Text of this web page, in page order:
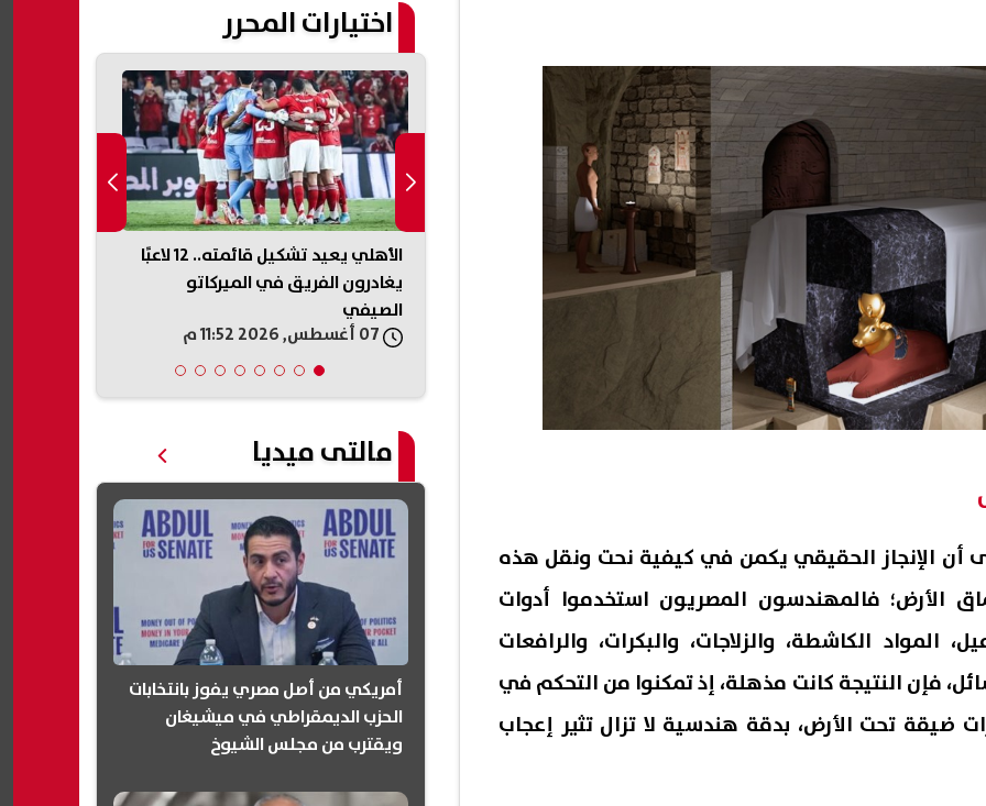
أن الإنجاز الحقيقي يكمن في كيفية نحت ونقل هذه
الأرض؛ فالمهندسون المصريون استخدموا أدوات
المواد الكاشطة، والزلاجات، والبكرات، والرافعات
فإن النتيجة كانت مذهلة، إذ تمكنوا من التحكم في
ضيقة تحت الأرض، بدقة هندسية لا تزال تثير إعجاب
اختيارات المحرر
شعبة المواد البترولية: لا قرار
الآن بتحريك أسعار البنزين
الزمالك يكشف تفاصيل عرض بيع بيزيرا
لشباب الأهلي ويحدد شروط رحيله
الأهلي يعيد تشكيل قائمته.. 12 لاعبًا
يغادرون الفريق في الميركاتو
الصيفي
مالتى ميديا
أمريكي من أصل مصري يفوز بانتخابات
الحزب الديمقراطي في ميشيغان
ويقترب من مجلس الشيوخ